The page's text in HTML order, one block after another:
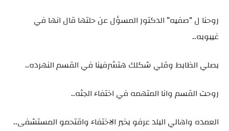
روحنا ل ”صفيه” الدكتور المسؤل عن حلتها قال انها في
غيبوبه..
بصلي الظابط وقلي شكلك هتشرفينا في القسم النهرده..
روحت القسم وانا المتهمه في اختفاء الجثه..
العمده واهالي البلد عرفو بخبر الاختفاء واقتحمو المستشفى..